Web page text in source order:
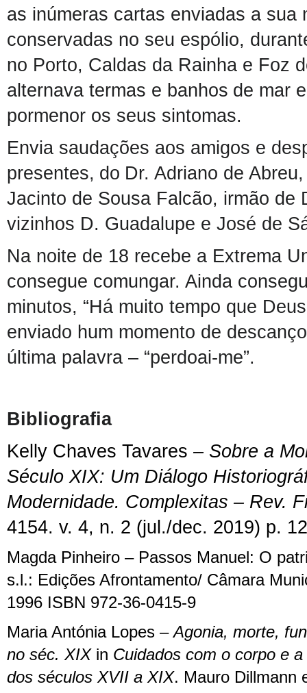
as inúmeras cartas enviadas a sua
conservadas no seu espólio,
no Porto, Caldas da Rainha e Foz
alternava termas e banhos de mar
pormenor os seus sintomas.
Envia saudações aos amigos e
presentes, do Dr. Adriano de
Jacinto de Sousa Falcão, irmão de
vizinhos D. Guadalupe e José de
Na noite de 18 recebe a Extrema
consegue comungar. Ainda
minutos, “Há muito tempo que
enviado hum momento de
última palavra – “perdoai-me”.
Bibliografia
Kelly Chaves Tavares – Sobre a
Século XIX: Um Diálogo
Modernidade. Complexitas – Rev.
4154. v. 4, n. 2 (jul./dec. 2019) p.
Magda Pinheiro – Passos Manuel: O
s.l.: Edições Afrontamento/ Câmara
1996 ISBN 972-36-0415-9
Maria Antónia Lopes –Agonia, morte,
no séc. XIXin Cuidados com o corpo e
dos séculos XVII a XIX. Mauro Dillmann